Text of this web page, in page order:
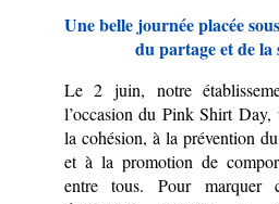
Une belle journée placée
du partage et de
Le 2 juin, notre
l’occasion du Pink Shirt Day,
la cohésion, à la prévention
et à la promotion de
entre tous. Pour marquer